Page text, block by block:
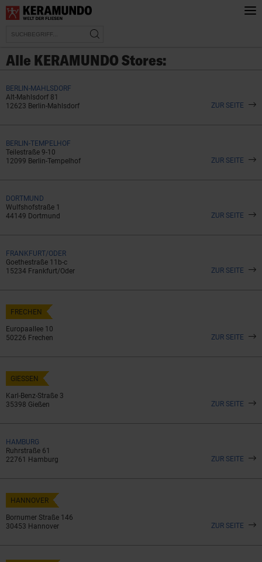
Alle KERAMUNDO Stores:
BERLIN-MAHLSDORF
Alt-Mahlsdorf 81
12623 Berlin-Mahlsdorf
ZUR SEITE
BERLIN-TEMPELHOF
Teilestraße 9-10
12099 Berlin-Tempelhof
ZUR SEITE
DORTMUND
Wulfshofstraße 1
44149 Dortmund
ZUR SEITE
FRANKFURT/ODER
Goethestraße 11b-c
15234 Frankfurt/Oder
ZUR SEITE
FRECHEN
Europaallee 10
50226 Frechen
ZUR SEITE
GIESSEN
Karl-Benz-Straße 3
35398 Gießen
ZUR SEITE
HAMBURG
Ruhrstraße 61
22761 Hamburg
ZUR SEITE
HANNOVER
Bornumer Straße 146
30453 Hannover
ZUR SEITE